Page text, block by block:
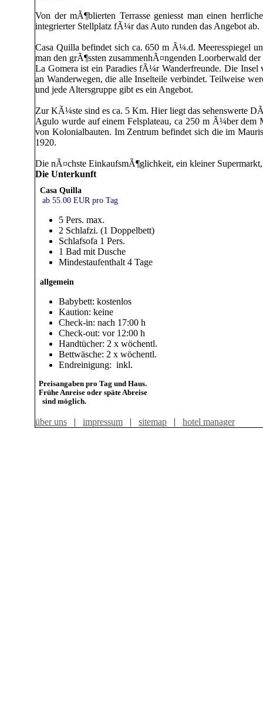
Von der mÃ¶blierten Terrasse geniesst man einen
integrierter Stellplatz fÃ¼r das Auto runden das Angebot ab.
Casa Quilla befindet sich ca. 650 m Ã¼.d. Meeresspiegel
man den grÃ¶ssten zusammenhÃ¤ngenden Loorberwald
La Gomera ist ein Paradies fÃ¼r Wanderfreunde. Die
an Wanderwegen, die alle Inselteile verbindet. Teilweise
und jede Altersgruppe gibt es ein Angebot.
Zur KÃ¼ste sind es ca. 5 Km. Hier liegt das sehenswerte
Agulo wurde auf einem Felsplateau, ca 250 m Ã¼ber dem
von Kolonialbauten. Im Zentrum befindet sich die im
1920.
Die nÃ¤chste EinkaufsmÃ¶glichkeit, ein kleiner
Die Unterkunft
Casa Quilla
ab 55.00 EUR pro Tag
5 Pers. max.
2 Schlafzi. (1 Doppelbett)
Schlafsofa 1 Pers.
1 Bad mit Dusche
Mindestaufenthalt 4 Tage
allgemein
Babybett: kostenlos
Kaution: keine
Check-in: nach 17:00 h
Check-out: vor 12:00 h
Handtücher: 2 x wöchentl.
Bettwäsche: 2 x wöchentl.
Endreinigung: inkl.
Preisangaben pro Tag und Haus.
Frühe Anreise oder späte Abreise
sind möglich.
über uns | impressum | sitemap | hotel manager